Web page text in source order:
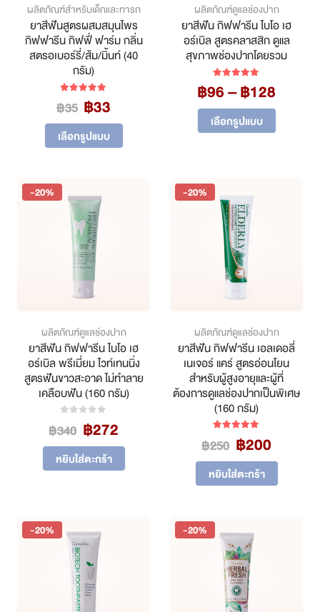
ผลิตภัณฑ์สำหรับเด็กและทารก
ยาสีฟันสูตรผสมสมุนไพร
กิฟฟารีน กิฟฟี่ ฟาร์ม กลิ่น
สตรอเบอร์รี่/ส้ม/มิ้นท์ (40
กรัม)
฿35 Original
price
was:
฿35.
฿33
price
฿33.
เลือกรูปแบบ
This
product
ผลิตภัณฑ์ดูแลช่องปาก
ยาสีฟัน กิฟฟารีน ไบโอ เฮ
อร์เบิล สูตรคลาสสิก ดูแล
สุขภาพช่องปากโดยรวม
฿96–฿128
range:
เลือกรูปแบบ
This
product
-20%
ผลิตภัณฑ์ดูแลช่องปาก
ยาสีฟัน กิฟฟารีน ไบโอ เฮ
อร์เบิล พรีเมี่ยม ไวท์เทนนิ่ง
สูตรฟันขาวสะอาด ไม่ทำลาย
เคลือบฟัน (160 กรัม)
฿340 Original
price
was:
฿340.
฿272Current
price
฿272.
หยิบใส่ตะกร้า
-20%
ผลิตภัณฑ์ดูแลช่องปาก
ยาสีฟัน กิฟฟารีน เอลเดอลี่
เนเจอร์ แคร์ สูตรอ่อนโยน
สำหรับผู้สูงอายุและผู้ที่
ต้องการดูแลช่องปากเป็นพิเศษ
(160 กรัม)
฿250 Original
price
was:
฿250.
฿200
price
฿200.
หยิบใส่ตะกร้า
-20% -20%